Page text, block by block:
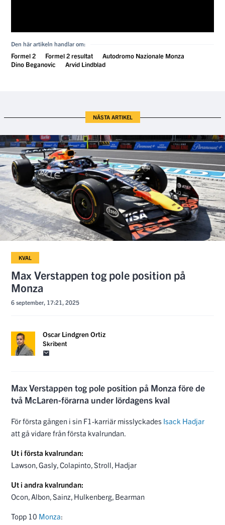
Den här artikeln handlar om:
Formel 2 Formel 2 resultat
Autodromo Nazionale Monza
Dino Beganovic
Arvid Lindblad
NÄSTA ARTIKEL
KVAL
Max Verstappen tog pole position på
Monza
6 september, 17:21, 2025
Oscar Lindgren Ortiz
Skribent
Max Verstappen tog pole position på Monza före de
två McLaren-förarna under lördagens kval
För första gången i sin F1-karriär misslyckades Isack Hadjar
att gå vidare från första kvalrundan.
Ut i första kvalrundan:
Lawson, Gasly, Colapinto, Stroll, Hadjar
Ut i andra kvalrundan:
Ocon, Albon, Sainz, Hulkenberg, Bearman
Topp 10 Monza: